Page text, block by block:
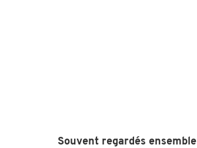
Souvent regardés ensemble